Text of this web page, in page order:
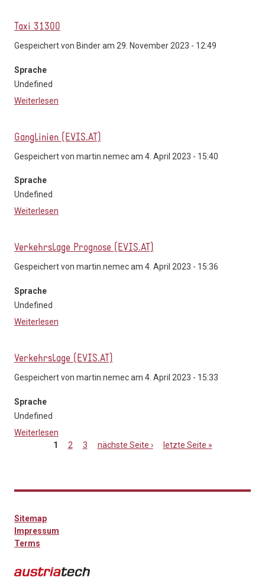
Taxi 31300
Gespeichert von Binderam 29. November 2023 - 12:49
Sprache
Undefined
Weiterlesen
Ganglinien (EVIS.AT)
Gespeichert von martin.nemecam 4. April 2023 - 15:40
Sprache
Undefined
Weiterlesen
Verkehrslage Prognose (EVIS.AT)
Gespeichert von martin.nemecam 4. April 2023 - 15:36
Sprache
Undefined
Weiterlesen
Verkehrslage (EVIS.AT)
Gespeichert von martin.nemecam 4. April 2023 - 15:33
Sprache
Undefined
Weiterlesen
1 2 3 nächste Seite › letzte Seite »
Sitemap
Impressum
Terms